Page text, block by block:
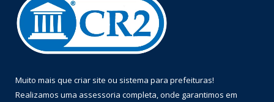
Muito mais que criar site ou sistema para prefeituras!
Realizamos uma assessoria completa, onde garantimos em